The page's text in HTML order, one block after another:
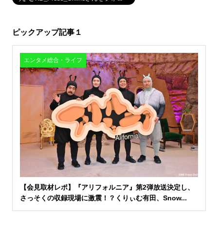
ピックアップ記事１
エンタメ総合・ライフ
【会見取材レポ】『アリフォルニア』第2弾放送決定し、
さっそくの収録現場に激震！？くりぃむ有田、Snow...